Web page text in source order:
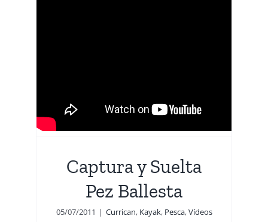
Captura y Suelta
Pez Ballesta
05/07/2011 | Currican, Kayak, Pesca,Vídeos